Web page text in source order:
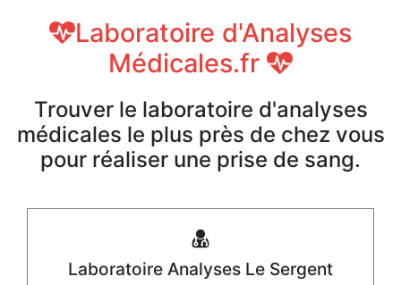
Laboratoire d'Analyses
Médicales.fr
Trouver le laboratoire d'analyses
médicales le plus près de chez vous
pour réaliser une prise de sang.
Laboratoire Analyses Le Sergent